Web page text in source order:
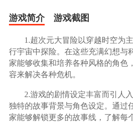
游戏简介 游戏截图
1.超次元大冒险以穿越时空为
行宇宙中探险。在这些充满幻想与
家能够收集和培养各种风格的角色
容来解决各种危机。
2.游戏的剧情设定丰富而引人
独特的故事背景与角色设定。通过
家能够解锁更多的故事线，了解每